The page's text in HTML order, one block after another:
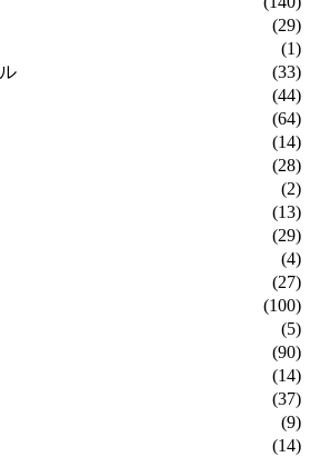
(29)
(1)
(33)
(44)
(64)
(14)
(28)
(2)
(13)
(29)
(4)
(27)
(100)
(5)
(90)
(14)
(37)
(9)
(14)